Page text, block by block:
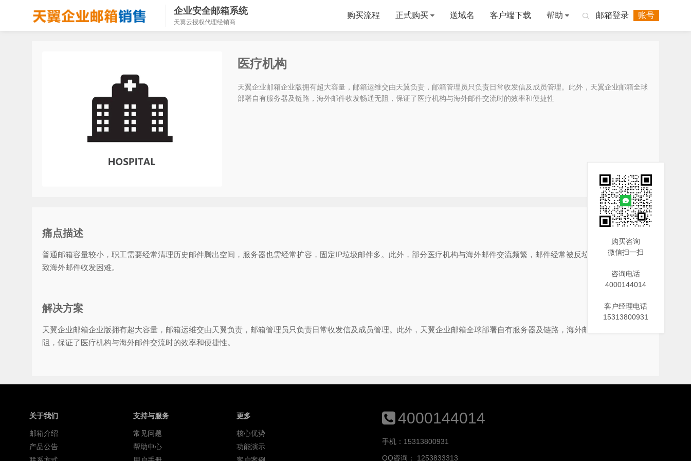
企业安全邮箱系统
天翼云授权代理经销商
邮箱登录 账号

购买流程 正式购买 送域名 客户端下载 帮助
医疗机构
天翼企业邮箱企业版拥有超大容量，邮箱运维交由天翼负责，邮箱管理员只负责日常收发信及成员管理。此外，天翼企业邮箱全球
部署自有服务器及链路，海外邮件收发畅通无阻，保证了医疗机构与海外邮件交流时的效率和便捷性
痛点描述
普通邮箱容量较小，职工需要经常清理历史邮件腾出空间，服务器也需经常扩容，固定IP垃圾邮件多。此外，部分医疗机构与海外邮件交流频繁，邮件经常被反垃圾组织拉黑，导
致海外邮件收发困难。
解决方案
天翼企业邮箱企业版拥有超大容量，邮箱运维交由天翼负责，邮箱管理员只负责日常收发信及成员管理。此外，天翼企业邮箱全球部署自有服务器及链路，海外邮件收发畅通无
阻，保证了医疗机构与海外邮件交流时的效率和便捷性。
关于我们
邮箱介绍
产品公告
支持与服务
常见问题
帮助中心
更多
核心优势
功能演示
4000144014
手机：15313800931
QQ咨询： 1253833313
购买咨询
微信扫一扫
咨询电话
4000144014
客户经理电话
15313800931